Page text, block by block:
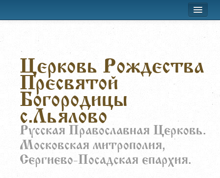
Лествица
Воскресная школа
Расписание
О храме
Заказать требы
Церковь Рождества
Пресвятой
Богородицы
с.Льялово
Русская Православная Церковь.
Московская митрополия,
Сергиево-Посадская епархия.